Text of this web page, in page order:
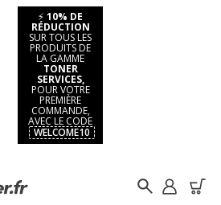
⚡ 10% DE
RÉDUCTION
SUR TOUS LES
PRODUITS DE
LA GAMME
TONER
SERVICES,
POUR VOTRE
PREMIÈRE
COMMANDE,
AVEC LE CODE
WELCOME10